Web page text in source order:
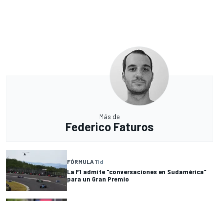
Más de
Federico Faturos
FÓRMULA 11 d
La F1 admite "conversaciones en Sudamérica"
para un Gran Premio